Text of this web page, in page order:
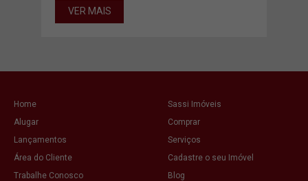
VER MAIS
Home
Sassi Imóveis
Alugar
Comprar
Lançamentos
Serviços
Área do Cliente
Cadastre o seu Imóvel
Trabalhe Conosco
Blog